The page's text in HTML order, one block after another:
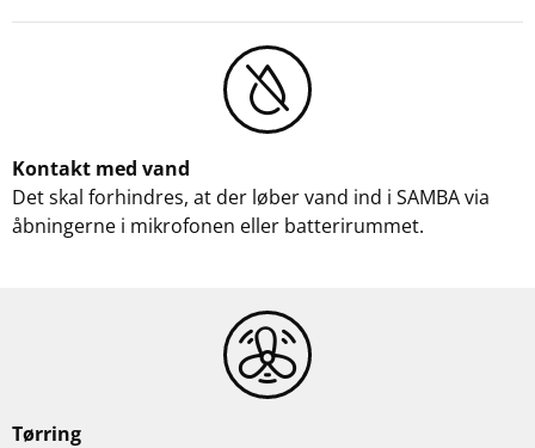
Kontakt med vand
Det skal forhindres, at der løber vand ind i SAMBA via
åbningerne i mikrofonen eller batterirummet.
Tørring